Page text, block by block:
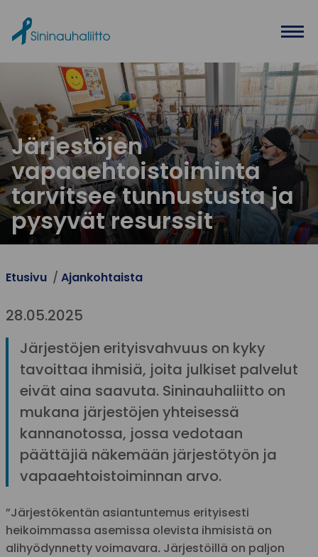
Järjestöjen
vapaaehtoistoiminta
tarvitsee tunnustusta ja
pysyvät resurssit
Etusivu Ajankohtaista
28.05.2025
Järjestöjen erityisvahvuus on kyky
tavoittaa ihmisiä, joita julkiset palvelut
eivät aina saavuta. Sininauhaliitto on
mukana järjestöjen yhteisessä
kannanotossa, jossa vedotaan
päättäjiä näkemään järjestötyön ja
vapaaehtoistoiminnan arvo.
”Järjestökentän asiantuntemus erityisesti
heikoimmassa asemissa olevista ihmisistä on
alihyödynnetty voimavara. Järjestöillä on paljon